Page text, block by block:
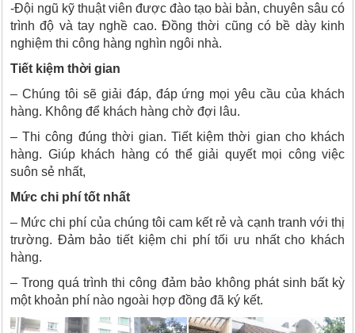
-Đội ngũ kỹ thuật viên được đào tạo bài bản, chuyên sâu có
trình độ và tay nghề cao. Đồng thời cũng có bề dày kinh
nghiệm thi công hàng nghìn ngôi nhà.
Tiết kiệm thời gian
– Chúng tôi sẽ giải đáp, đáp ứng mọi yêu cầu của khách
hàng. Không để khách hàng chờ đợi lâu.
– Thi công đúng thời gian. Tiết kiệm thời gian cho khách
hàng. Giúp khách hàng có thể giải quyết mọi công việc
suôn sẻ nhất,
Mức chi phí tốt nhất
– Mức chi phí của chúng tôi cam kết rẻ và cạnh tranh với thị
trường. Đảm bảo tiết kiệm chi phí tối ưu nhất cho khách
hàng.
– Trong quá trình thi công đảm bảo không phát sinh bất kỳ
một khoản phí nào ngoài hợp đồng đã ký kết.